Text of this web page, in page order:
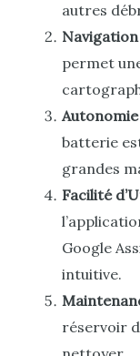
autres
permet
Autonomie
batterie
grandes
Facilité
Google
intuitive.
réservoir